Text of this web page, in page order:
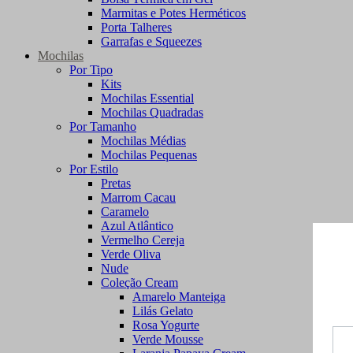
Marmitas e Potes Herméticos
Porta Talheres
Garrafas e Squeezes
Mochilas
Por Tipo
Kits
Mochilas Essential
Mochilas Quadradas
Por Tamanho
Mochilas Médias
Mochilas Pequenas
Por Estilo
Pretas
Marrom Cacau
Caramelo
Azul Atlântico
Vermelho Cereja
Verde Oliva
Nude
Coleção Cream
Amarelo Manteiga
Lilás Gelato
Rosa Yogurte
Verde Mousse